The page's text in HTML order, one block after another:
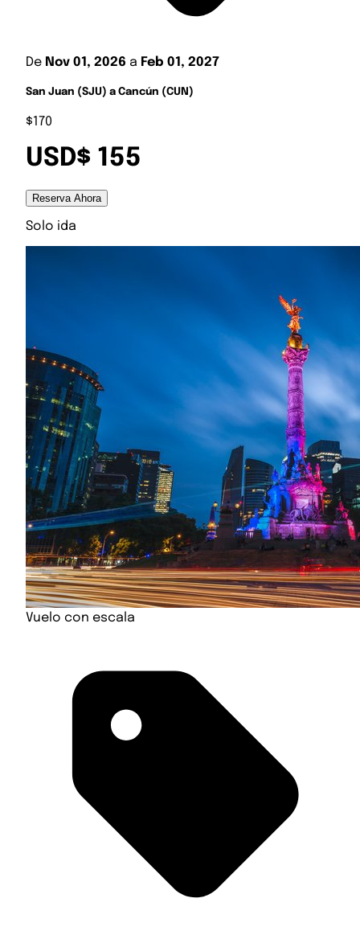
De Nov 01, 2026 a Feb 01, 2027
San Juan (SJU) a Cancún (CUN)
$170
USD$ 155
Reserva Ahora
Solo ida
Vuelo con escala